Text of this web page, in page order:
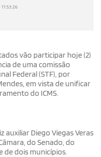
vão participar hoje (2)
de uma comissão
Federal (STF), por
em vista de unificar
do ICMS.
auxiliar Diego Viegas Veras
do Senado, do
de dois municípios.